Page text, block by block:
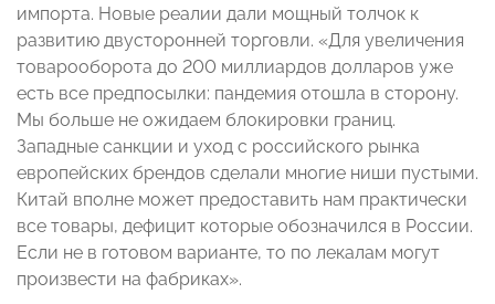
импорта. Новые реалии дали мощный толчок к
развитию двусторонней торговли. «Для увеличения
товарооборота до 200 миллиардов долларов уже
есть все предпосылки: пандемия отошла в сторону.
Мы больше не ожидаем блокировки границ.
Западные санкции и уход с российского рынка
европейских брендов сделали многие ниши пустыми.
Китай вполне может предоставить нам практически
все товары, дефицит которые обозначился в России.
Если не в готовом варианте, то по лекалам могут
произвести на фабриках».